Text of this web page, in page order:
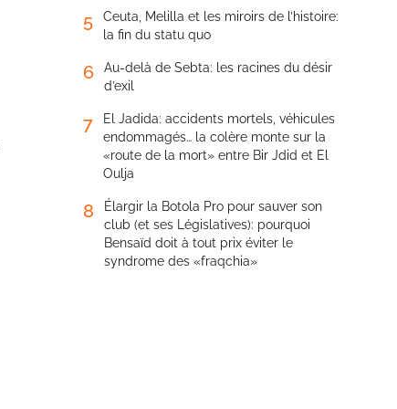
5
Ceuta, Melilla et les miroirs de l’histoire:
la fin du statu quo
6
Au-delà de Sebta: les racines du désir
d’exil
7
El Jadida: accidents mortels, véhicules
endommagés… la colère monte sur la
«route de la mort» entre Bir Jdid et El
Oulja
8
Élargir la Botola Pro pour sauver son
club (et ses Législatives): pourquoi
Bensaïd doit à tout prix éviter le
syndrome des «fraqchia»